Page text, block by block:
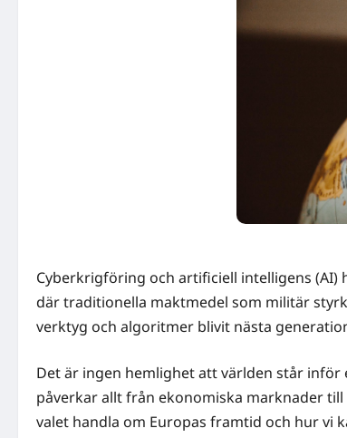
Cyberkrigföring och artificiell intelligens
där traditionella maktmedel som militär
verktyg och algoritmer blivit nästa
Det är ingen hemlighet att världen står inför
påverkar allt från ekonomiska marknader
valet handla om Europas framtid och hur vi